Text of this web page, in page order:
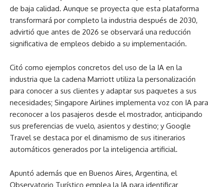
de baja calidad. Aunque se proyecta que esta plataforma
transformará por completo la industria después de 2030,
advirtió que antes de 2026 se observará una reducción
significativa de empleos debido a su implementación.
Citó como ejemplos concretos del uso de la IA en la
industria que la cadena Marriott utiliza la personalización
para conocer a sus clientes y adaptar sus paquetes a sus
necesidades; Singapore Airlines implementa voz con IA para
reconocer a los pasajeros desde el mostrador, anticipando
sus preferencias de vuelo, asientos y destino; y Google
Travel se destaca por el dinamismo de sus itinerarios
automáticos generados por la inteligencia artificial.
Apuntó además que en Buenos Aires, Argentina, el
Observatorio Turístico emplea la IA para identificar